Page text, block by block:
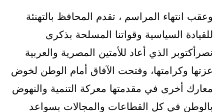
وعقب انتهاء المراسم ، تقدم المحافظ بالتهنئة
للقيادة السياسية وقواتنا المسلحة بذكرى
نصرأكتوبر الذي أعاد للأمتين المصرية والعربية
عزتها وكرامتها، وفتحت الآفاق أمام الوطن لخوض
معارك أخرى في مقدمتها معركة التنمية والنهوض
بالوطن في كل القطاعات والمجالات بسواعد